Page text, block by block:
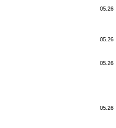
05.26
05.26
05.26
05.26